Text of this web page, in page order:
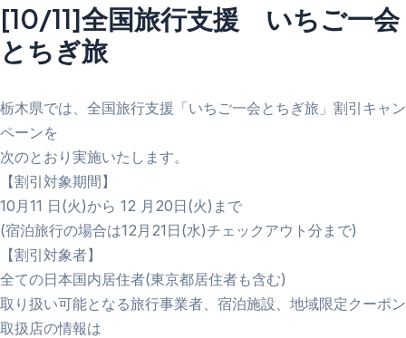
[10/11]全国旅行支援 いちご一会
とちぎ旅
栃木県では、全国旅行支援「いちご一会とちぎ旅」割引キャン
ペーンを
次のとおり実施いたします。
【割引対象期間】
10月11 日(火)から 12 月20日(火)まで
(宿泊旅行の場合は12月21日(水)チェックアウト分まで)
【割引対象者】
全ての日本国内居住者(東京都居住者も含む)
取り扱い可能となる旅行事業者、宿泊施設、地域限定クーポン
取扱店の情報は